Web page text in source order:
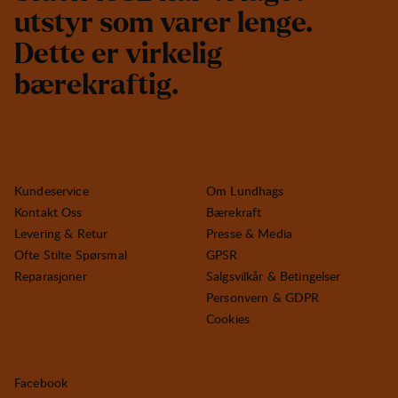
utstyr som varer lenge.
Dette er virkelig
bærekraftig.
Kundeservice
Kontakt Oss
Levering & Retur
Ofte Stilte Spørsmal
Reparasjoner
Om Lundhags
Bærekraft
Presse & Media
GPSR
Salgsvilkår & Betingelser
Personvern & GDPR
Cookies
Facebook